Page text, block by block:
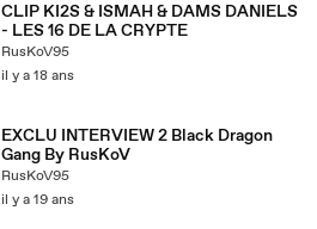
CLIP KI2S & ISMAH & DAMS DANIELS
- LES 16 DE LA CRYPTE
RusKoV95
il y a 18 ans
EXCLU INTERVIEW 2 Black Dragon
Gang By RusKoV
RusKoV95
il y a 19 ans